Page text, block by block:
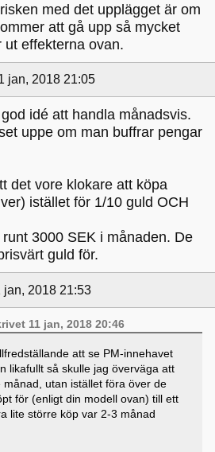
med det upplägget är om
att gå upp så mycket
ut effekterna ovan.
jan, 2018 21:05
idé att handla månadsvis.
uppe om man buffrar pengar
det vore klokare att köpa
istället för 1/10 guld OCH
3000 SEK i månaden. De
guld för.
jan, 2018 21:53
11 jan, 2018 20:46
att se PM-innehavet
likafullt så skulle jag överväga att
månad, utan istället föra över de
för (enligt din modell ovan) till ett
lite större köp var 2-3 månad